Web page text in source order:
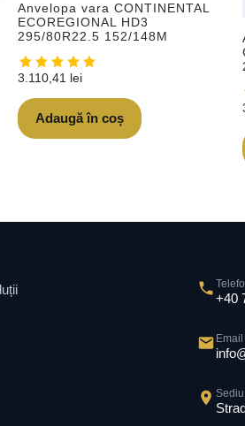
Anvelopa vara CONTINENTAL
ECOREGIONAL HD3
295/80R22.5 152/148M
3.110,41 lei
Adaugă în coș
+40
Email
Sediu